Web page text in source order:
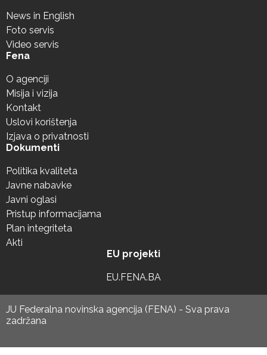
News in English
Foto servis
Video servis
Fena
O agenciji
Misija i vizija
Kontakt
Uslovi korištenja
Izjava o privatnosti
Dokumenti
Politika kvaliteta
Javne nabavke
Javni oglasi
Pristup informacijama
Plan integriteta
Akti
EU projekti
EU.FENA.BA
JU Federalna novinska agencija (FENA) - Sva prava
zadržana